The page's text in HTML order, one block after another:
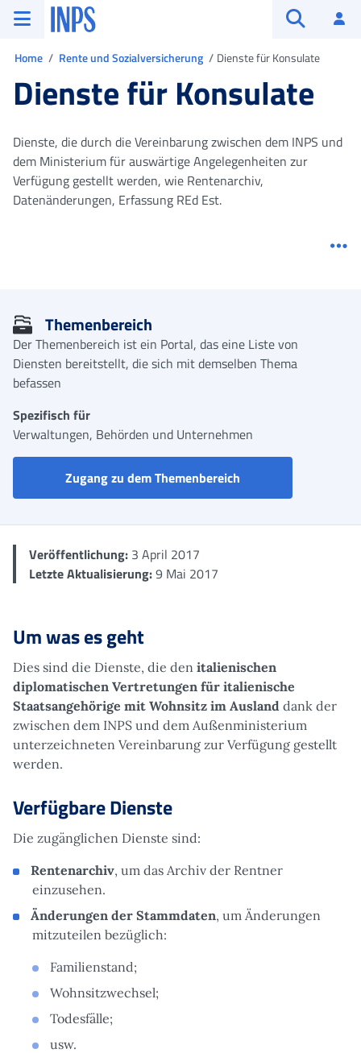
Zum Hauptmenü
Zum Hauptinhalt springen
Zu der Fußzeile
INPS ()
Home Rente und Sozialversicherung Dienste für Konsulate
Dienste für Konsulate
Dienste, die durch die Vereinbarung zwischen dem INPS und
dem Ministerium für auswärtige Angelegenheiten zur
Verfügung gestellt werden, wie Rentenarchiv,
Datenänderungen, Erfassung REd Est.
Themenbereich
Der Themenbereich ist ein Portal, das eine Liste von
Diensten bereitstellt, die sich mit demselben Thema
befassen
Spezifisch für
Verwaltungen, Behörden und Unternehmen
Zugang zu dem ThemenbereichPortal der
Veröffentlichung: 3 April 2017
Letzte Aktualisierung:9 Mai 2017
Um was es geht
Dies sind die Dienste, die den italienischen
diplomatischen Vertretungen für italienische
Staatsangehörige mit Wohnsitz im Ausland dank der
zwischen dem INPS und dem Außenministerium
unterzeichneten Vereinbarung zur Verfügung gestellt
werden.
Verfügbare Dienste
Die zugänglichen Dienste sind:
Rentenarchiv, um das Archiv der Rentner
einzusehen.
Änderungen der Stammdaten, um Änderungen
mitzuteilen bezüglich:
Familienstand;
Wohnsitzwechsel;
Todesfälle;
usw.